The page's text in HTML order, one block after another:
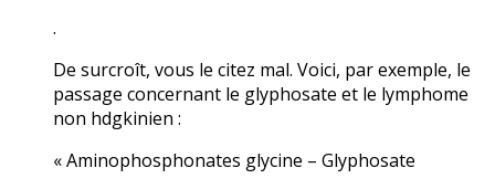
.
De surcroît, vous le citez mal. Voici, par exemple, le
passage concernant le glyphosate et le lymphome
non hdgkinien :
« Aminophosphonates glycine – Glyphosate